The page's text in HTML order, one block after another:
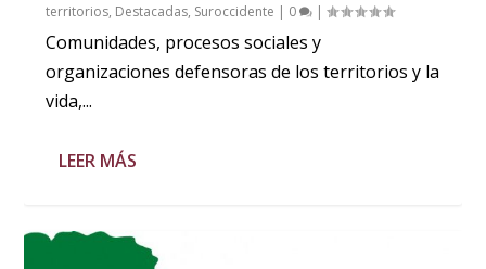
territorios, Destacadas, Suroccidente | 0 |
Comunidades, procesos sociales y
organizaciones defensoras de los territorios y la
vida,...
LEER MÁS